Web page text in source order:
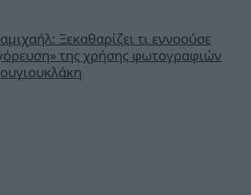
Ξεκαθαρίζει τι εννοούσε
της χρήσης φωτογραφιών